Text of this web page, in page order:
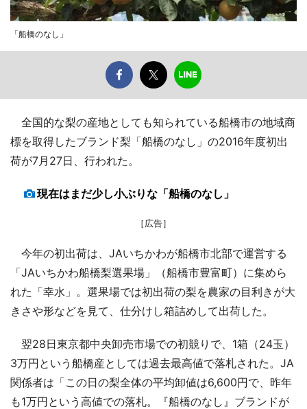
「船橋のなし」
全国的な梨の産地としても知られている船橋市の地域商
標を取得したブランド梨「船橋のなし」の2016年度初出
荷が7月27日、行われた。
現在はまだ少し小ぶりな「船橋のなし」
［広告］
今年の初出荷は、JAいちかわが船橋市北部で運営する
「JAいちかわ船橋梨選果場」（船橋市豊富町）に集めら
れた「幸水」。選果場では初出荷の梨を農家の目利きが大
きさや形などを見て、仕分けし箱詰めして出荷した。
翌28日東京都中央卸売市場での初競りで、1箱（24玉）
3万円という船橋産としては過去最高値で落札された。JA
関係者は「この日の梨全体の平均卸値は6,600円で、昨年
も1万円という高値での落札。『船橋のなし』ブランドが